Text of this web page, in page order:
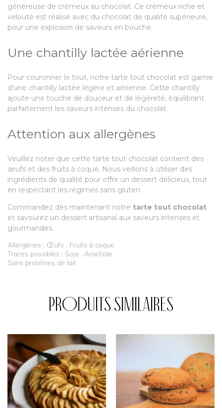
généreuse de crémeux au chocolat. Ce crémeux riche et
velouté est réalisé avec du chocolat de qualité supérieure,
pour une explosion de saveurs en bouche.
Une chantilly lactée aérienne
Pour couronner le tout, notre tarte tout chocolat est garnie
d’une chantilly lactée légère et aérienne. Cette chantilly
ajoute une touche de douceur et de légèreté, équilibrant
parfaitement les saveurs intenses du chocolat.
Attention aux allergènes
Veuillez noter que cette tarte tout chocolat contient des
œufs et des fruits à coque. Nous veillons à utiliser des
ingrédients de qualité pour offrir un dessert délicieux, tout
en respectant les régimes sans gluten.
Commandez dès maintenant notre tarte tout chocolat
et savourez un dessert artisanal aux saveurs intenses et
gourmandes.
Allergènes : Œufs , Fruits à coque
Traces possibles : Soja , Arachide
Sans protéines de lait
Produits similaires